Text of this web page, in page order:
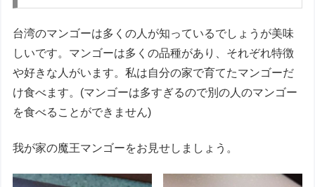
台湾のマンゴーは多くの人が知っているでしょうが美味
しいです。マンゴーは多くの品種があり、それぞれ特徴
や好きな人がいます。私は自分の家で育てたマンゴーだ
け食べます。(マンゴーは多すぎるので別の人のマンゴー
を食べることができません)
我が家の魔王マンゴーをお見せしましょう。